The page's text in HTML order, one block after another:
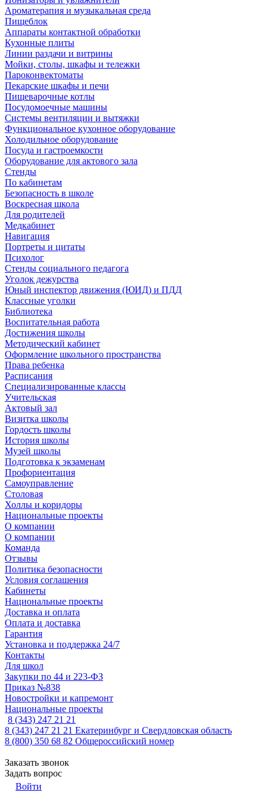
Ароматерапия и музыкальная среда
Пищеблок
Аппараты контактной обработки
Кухонные плиты
Линии раздачи и витрины
Мойки, столы, шкафы и тележки
Пароконвектоматы
Пекарские шкафы и печи
Пищеварочные котлы
Посудомоечные машины
Системы вентиляции и вытяжки
Функциональное кухонное оборудование
Холодильное оборудование
Посуда и гастроемкости
Оборудование для актового зала
Стенды
По кабинетам
Безопасность в школе
Воскресная школа
Для родителей
Медкабинет
Навигация
Портреты и цитаты
Психолог
Стенды социального педагога
Уголок дежурства
Юный инспектор движения (ЮИД) и ПДД
Классные уголки
Библиотека
Воспитательная работа
Достижения школы
Методический кабинет
Оформление школьного пространства
Права ребенка
Расписания
Специализированные классы
Учительская
Актовый зал
Визитка школы
Гордость школы
История школы
Музей школы
Подготовка к экзаменам
Профориентация
Самоуправление
Столовая
Холлы и коридоры
Национальные проекты
О компании
О компании
Команда
Отзывы
Политика безопасности
Условия соглашения
Кабинеты
Национальные проекты
Доставка и оплата
Оплата и доставка
Гарантия
Установка и поддержка 24/7
Контакты
Для школ
Закупки по 44 и 223-ФЗ
Приказ №838
Новостройки и капремонт
Национальные проекты
8 (343) 247 21 21
8 (343) 247 21 21 Екатеринбург и Свердловская область
8 (800) 350 68 82 Общероссийский номер
Заказать звонок
Задать вопрос
Войти